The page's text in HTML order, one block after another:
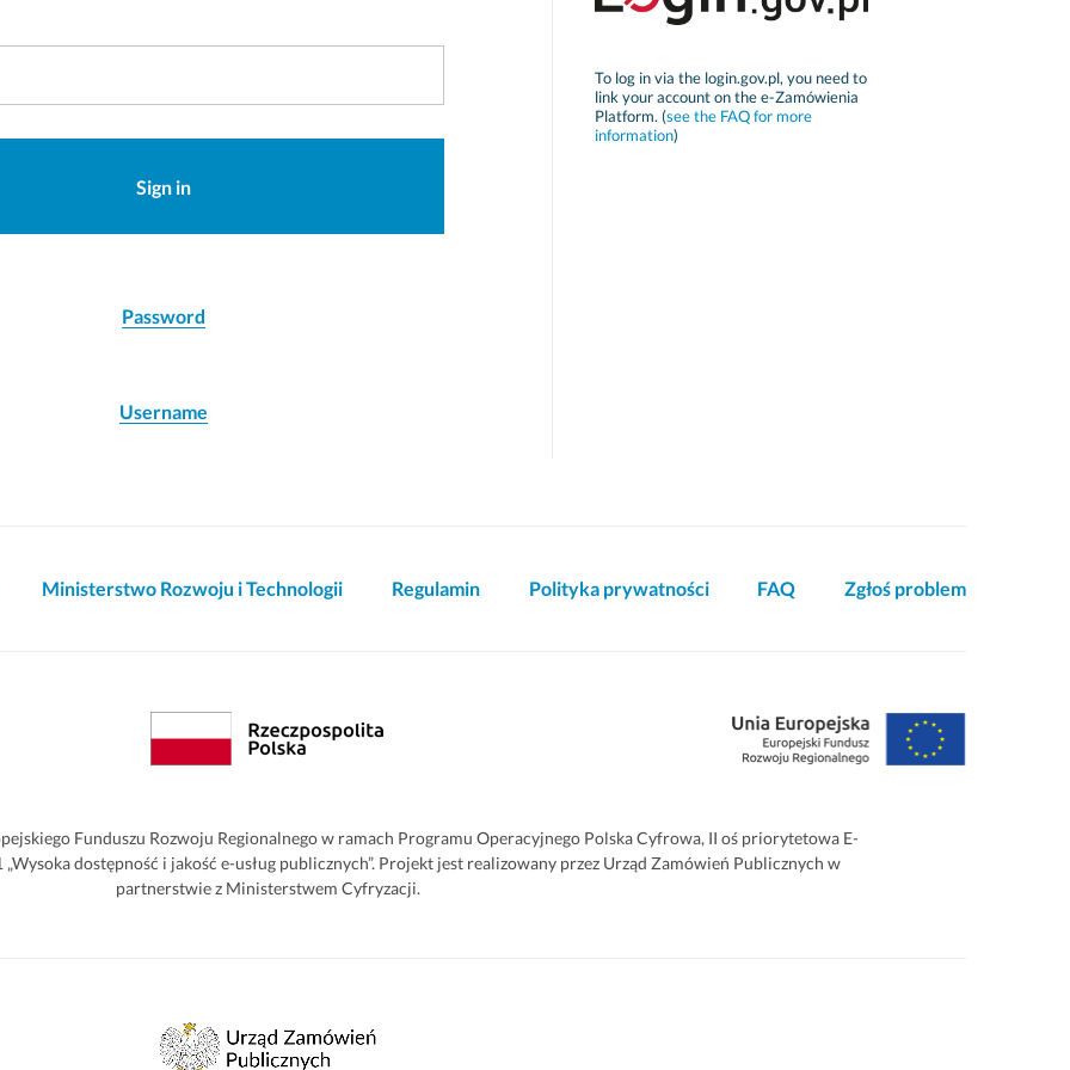
Sign in
Password
Username
To log in via the login.gov.pl, you need to
link your account on the e-Zamówienia
Platform. (see the FAQ for more
information)
Ministerstwo Rozwoju i Technologii Regulamin Polityka prywatności FAQ Zgłoś problem
Funduszu Rozwoju Regionalnego w ramach Programu Operacyjnego Polska Cyfrowa, II oś priorytetowa E-
dostępność i jakość e-usług publicznych”. Projekt jest realizowany przez Urząd Zamówień Publicznych w
partnerstwie z Ministerstwem Cyfryzacji.